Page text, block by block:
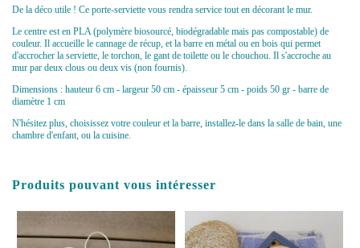
De la déco utile ! Ce porte-serviette vous rendra service tout en décorant le mur.
Le centre est en PLA (polymère biosourcé, biodégradable mais pas compostable) de
couleur. Il accueille le cannage de récup, et la barre en métal ou en bois qui permet
d'accrocher la serviette, le torchon, le gant de toilette ou le chouchou. Il s'accroche au
mur par deux clous ou deux vis (non fournis).
Dimensions : hauteur 6 cm - largeur 50 cm - épaisseur 5 cm - poids 50 gr - barre de
diamètre 1 cm
N'hésitez plus, choisissez votre couleur et la barre, installez-le dans la salle de bain, une
chambre d'enfant, ou la cuisine.
Produits pouvant vous intéresser